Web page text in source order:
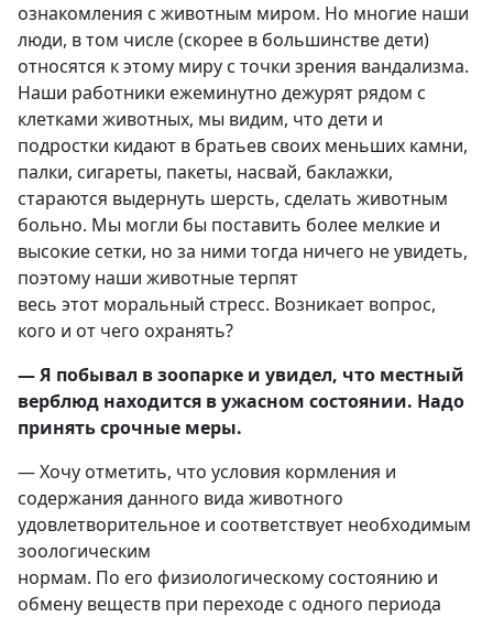
ознакомления с животным миром. Но многие наши
люди, в том числе (скорее в большинстве дети)
относятся к этому миру с точки зрения вандализма.
Наши работники ежеминутно дежурят рядом с
клетками животных, мы видим, что дети и
подростки кидают в братьев своих меньших камни,
палки, сигареты, пакеты, насвай, баклажки,
стараются выдернуть шерсть, сделать животным
больно. Мы могли бы поставить более мелкие и
высокие сетки, но за ними тогда ничего не увидеть,
поэтому наши животные терпят
весь этот моральный стресс. Возникает вопрос,
кого и от чего охранять?
— Я побывал в зоопарке и увидел, что местный
верблюд находится в ужасном состоянии. Надо
принять срочные меры.
— Хочу отметить, что условия кормления и
содержания данного вида животного
удовлетворительное и соответствует необходимым
зоологическим
нормам. По его физиологическому состоянию и
обмену веществ при переходе с одного периода